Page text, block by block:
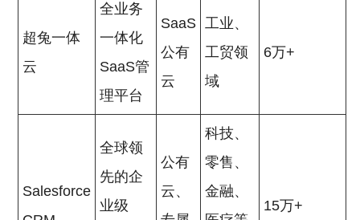
超兔一体
云
全业务
一体化
SaaS管
理平台
SaaS
公有
云
工业、
工贸领
域
6万+
Salesforce
全球领
先的企
业级
公有
云、
科技、
零售、
金融、
15万+